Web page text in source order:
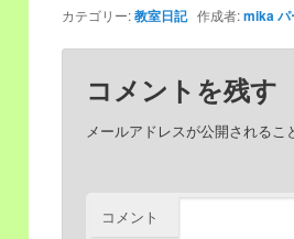
動
カテゴリー:教室日記作成者:mikaパ
コメントを残す
メールアドレスが公開されるこ
コメント